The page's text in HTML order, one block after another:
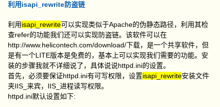
利用isapi_rewrite防盗链
利用isapi_rewrite可以实现类似于Apache的伪静态路径，利用其检
查refer的功能我们还可以实现防盗链。该软件可以在
http://www.helicontech.com/download/下载，是一个共享软件，但
是有一个LITE版本是免费的，基本上可以实现我们需要的功能。安
装的步骤我就不详细说了，具体说说httpd.ini的设置。
首先，必须要保证httpd.ini有可写权限，设置isapi_rewrite安装文件
夹IIS_来宾，IIS_进程读写权限。
httpd.ini默认设置如下: